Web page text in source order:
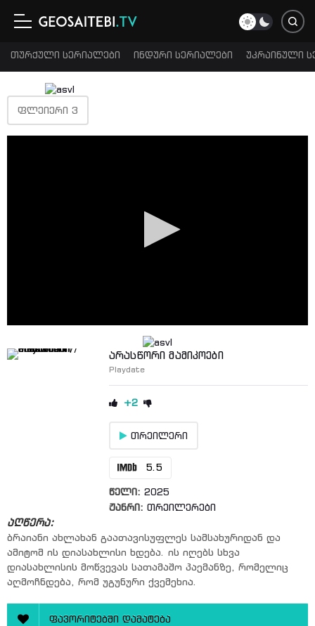
თურქული სერიალები ინდური სერიალები უკრაინული
ᲤᲚᲔᲘᲔᲠᲘ 3
არასწორი მამიკოები
Playdate
+2
თრეილერი
5.5
წელი: 2025
ჟანრი: თრეილერები
აღწერა:
ბრაიანი ახლახან გაათავისუფლეს სამსახურიდან და
ამიტომ ის დიასახლისი ხდება. ის იღებს სხვა
დიასახლისის მოწვევას სათამაშო პაემანზე, რომელიც
აღმოჩნდება, რომ უგუნური ქვემეხია.
ფავორიტებში დამატება